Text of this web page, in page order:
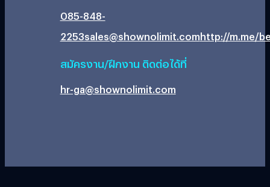
085-848-
2253sales@shownolimit.comhttp://m.me/
สมัครงาน/ฝึกงาน ติดต่อได้ที่
hr-ga@shownolimit.com